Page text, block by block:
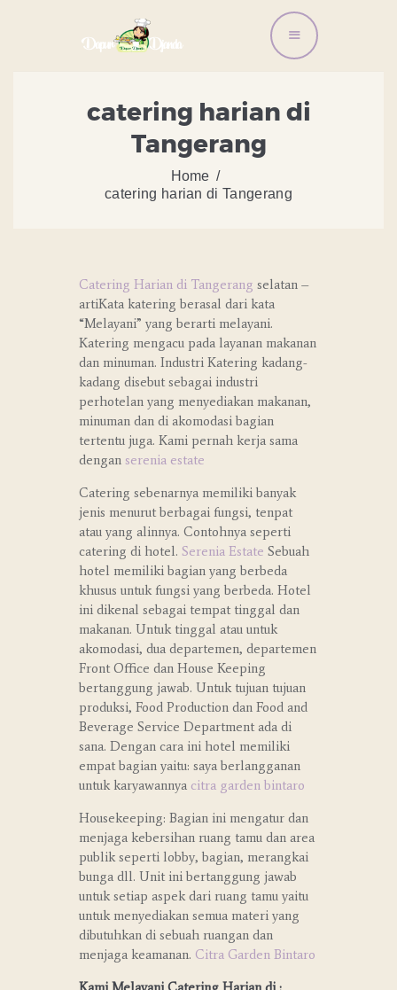
catering harian di
Tangerang
Home
catering harian di Tangerang
BERANDA
LAYANAN ORDER
DISTRIBUTOR BANDENG
ARTIKEL DAN RESEP
TENTANG KAMI
Catering Harian di Tangerang selatan –
artiKata katering berasal dari kata
“Melayani” yang berarti melayani.
Katering mengacu pada layanan makanan
dan minuman. Industri Katering kadang-
kadang disebut sebagai industri
perhotelan yang menyediakan makanan,
minuman dan di akomodasi bagian
tertentu juga. Kami pernah kerja sama
dengan serenia estate
Catering sebenarnya memiliki banyak
jenis menurut berbagai fungsi, tenpat
atau yang alinnya. Contohnya seperti
catering di hotel. Serenia Estate Sebuah
hotel memiliki bagian yang berbeda
khusus untuk fungsi yang berbeda. Hotel
ini dikenal sebagai tempat tinggal dan
makanan. Untuk tinggal atau untuk
akomodasi, dua departemen, departemen
Front Office dan House Keeping
bertanggung jawab. Untuk tujuan tujuan
produksi, Food Production dan Food and
Beverage Service Department ada di
sana. Dengan cara ini hotel memiliki
empat bagian yaitu: saya berlangganan
untuk karyawannya citra garden bintaro
Housekeeping: Bagian ini mengatur dan
menjaga kebersihan ruang tamu dan area
publik seperti lobby, bagian, merangkai
bunga dll. Unit ini bertanggung jawab
untuk setiap aspek dari ruang tamu yaitu
untuk menyediakan semua materi yang
dibutuhkan di sebuah ruangan dan
menjaga keamanan. Citra Garden Bintaro